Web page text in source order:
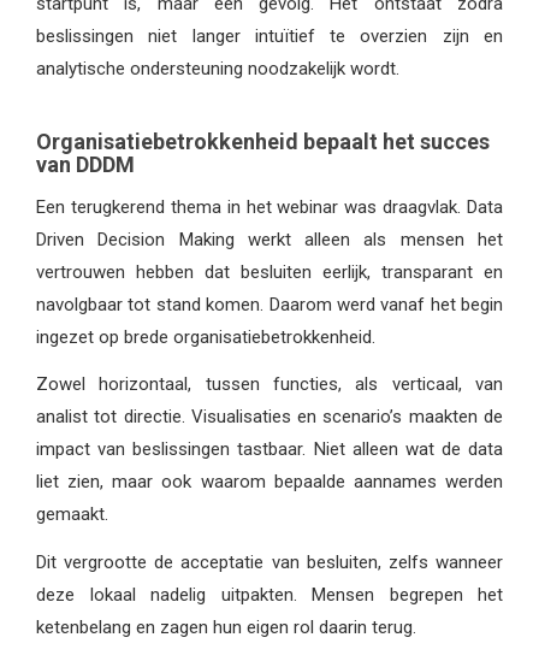
beslissingen niet langer intuïtief te overzien zijn en
analytische ondersteuning noodzakelijk wordt.
Organisatiebetrokkenheid bepaalt het succes
van DDDM
Een terugkerend thema in het webinar was draagvlak. Data
Driven Decision Making werkt alleen als mensen het
vertrouwen hebben dat besluiten eerlijk, transparant en
navolgbaar tot stand komen. Daarom werd vanaf het begin
ingezet op brede organisatiebetrokkenheid.
Zowel horizontaal, tussen functies, als verticaal, van
analist tot directie. Visualisaties en scenario’s maakten de
impact van beslissingen tastbaar. Niet alleen wat de data
liet zien, maar ook waarom bepaalde aannames werden
gemaakt.
Dit vergrootte de acceptatie van besluiten, zelfs wanneer
deze lokaal nadelig uitpakten. Mensen begrepen het
ketenbelang en zagen hun eigen rol daarin terug.